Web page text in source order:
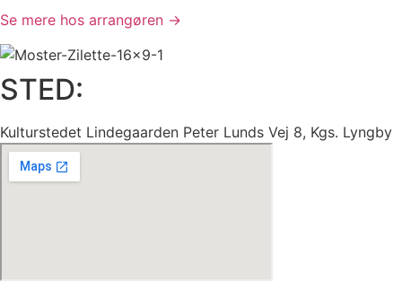
Se mere hos arrangøren →
STED:
Kulturstedet Lindegaarden Peter Lunds Vej 8, Kgs. Lyngby